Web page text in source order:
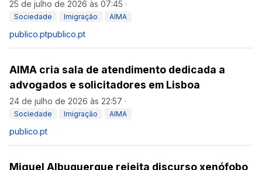
25 de julho de 2026 às 07:45 ·
Sociedade Imigração AIMA
publico.ptpublico.pt
AIMA cria sala de atendimento dedicada a
advogados e solicitadores em Lisboa
24 de julho de 2026 às 22:57 ·
Sociedade Imigração AIMA
publico.pt
Miguel Albuquerque rejeita discurso xenófobo